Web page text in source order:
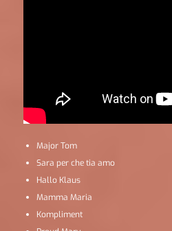
Major Tom
Sara per che tia amo
Hallo Klaus
Mamma Maria
Kompliment